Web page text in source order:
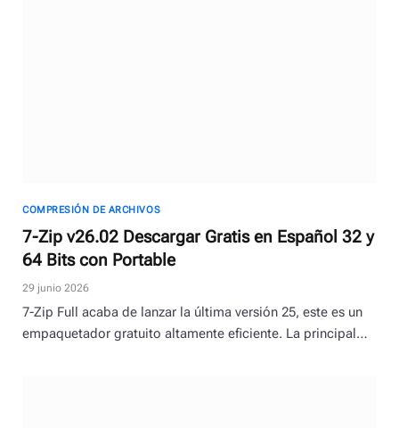
COMPRESIÓN DE ARCHIVOS
7-Zip v26.02 Descargar Gratis en Español 32 y
64 Bits con Portable
29 junio 2026
7-Zip Full acaba de lanzar la última versión 25, este es un
empaquetador gratuito altamente eficiente. La principal…